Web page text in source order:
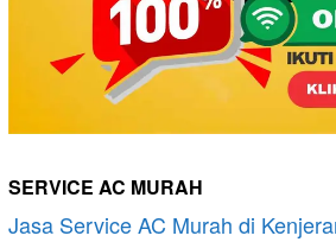
SERVICE AC MURAH
Jasa Service AC Murah di